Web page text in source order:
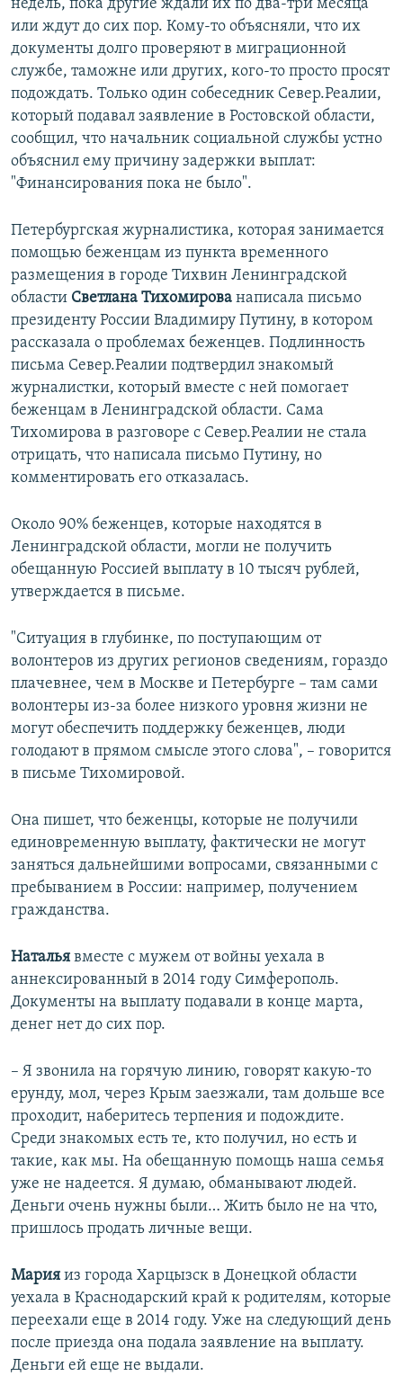
недель, пока другие ждали их по два-три месяца
или ждут до сих пор. Кому-то объясняли, что их
документы долго проверяют в миграционной
службе, таможне или других, кого-то просто просят
подождать. Только один собеседник Север.Реалии,
который подавал заявление в Ростовской области,
сообщил, что начальник социальной службы устно
объяснил ему причину задержки выплат:
"Финансирования пока не было".
Петербургская журналистика, которая занимается
помощью беженцам из пункта временного
размещения в городе Тихвин Ленинградской
области Светлана Тихомирова написала письмо
президенту России Владимиру Путину, в котором
рассказала о проблемах беженцев. Подлинность
письма Север.Реалии подтвердил знакомый
журналистки, который вместе с ней помогает
беженцам в Ленинградской области. Сама
Тихомирова в разговоре с Север.Реалии не стала
отрицать, что написала письмо Путину, но
комментировать его отказалась.
Около 90% беженцев, которые находятся в
Ленинградской области, могли не получить
обещанную Россией выплату в 10 тысяч рублей,
утверждается в письме.
"Ситуация в глубинке, по поступающим от
волонтеров из других регионов сведениям, гораздо
плачевнее, чем в Москве и Петербурге – там сами
волонтеры из-за более низкого уровня жизни не
могут обеспечить поддержку беженцев, люди
голодают в прямом смысле этого слова", – говорится
в письме Тихомировой.
Она пишет, что беженцы, которые не получили
единовременную выплату, фактически не могут
заняться дальнейшими вопросами, связанными с
пребыванием в России: например, получением
гражданства.
Наталья вместе с мужем от войны уехала в
аннексированный в 2014 году Симферополь.
Документы на выплату подавали в конце марта,
денег нет до сих пор.
– Я звонила на горячую линию, говорят какую-то
ерунду, мол, через Крым заезжали, там дольше все
проходит, наберитесь терпения и подождите.
Среди знакомых есть те, кто получил, но есть и
такие, как мы. На обещанную помощь наша семья
уже не надеется. Я думаю, обманывают людей.
Деньги очень нужны были… Жить было не на что,
пришлось продать личные вещи.
Мария из города Харцызск в Донецкой области
уехала в Краснодарский край к родителям, которые
переехали еще в 2014 году. Уже на следующий день
после приезда она подала заявление на выплату.
Деньги ей еще не выдали.